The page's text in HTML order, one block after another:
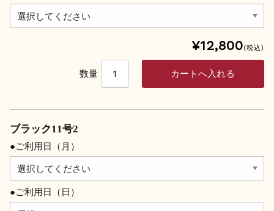
¥12,800(税込)
数量
ブラック11号2
●ご利用日（月）
●ご利用日（日）